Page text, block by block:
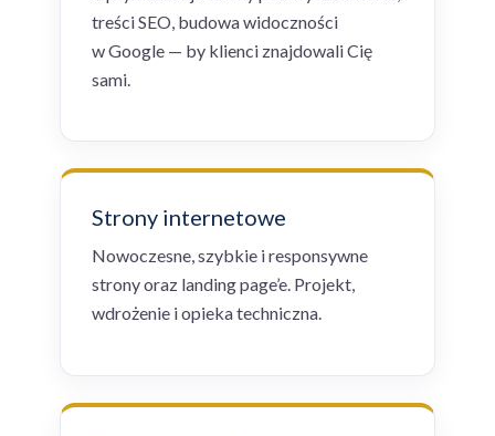
treści SEO, budowa widoczności
w Google — by klienci znajdowali Cię
sami.
Strony internetowe
Nowoczesne, szybkie i responsywne
strony oraz landing page’e. Projekt,
wdrożenie i opieka techniczna.